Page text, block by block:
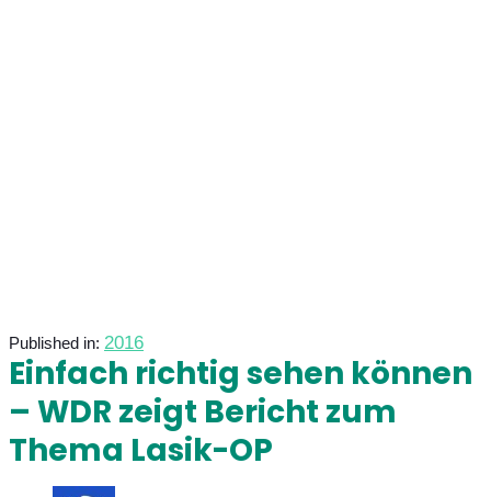
Published in: 2016
Einfach richtig sehen können
– WDR zeigt Bericht zum
Thema Lasik-OP